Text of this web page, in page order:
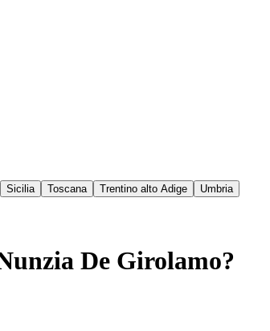
Sicilia Toscana Trentino alto Adige
Umbria
De Girolamo?